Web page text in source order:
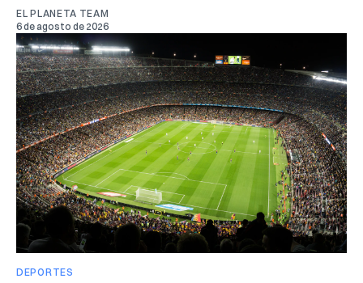
EL PLANETA TEAM
6 de agosto de 2026
DEPORTES